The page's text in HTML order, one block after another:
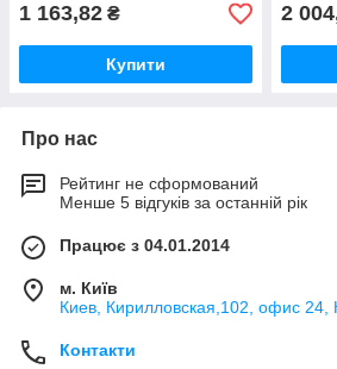
1 163,82 ₴
Купити
2
Про нас
Рейтинг не сформований
Менше 5 відгуків за останній рік
Працює з 04.01.2014
м. Київ
Киев, Кирилловская,102, офис 24,
Контакти